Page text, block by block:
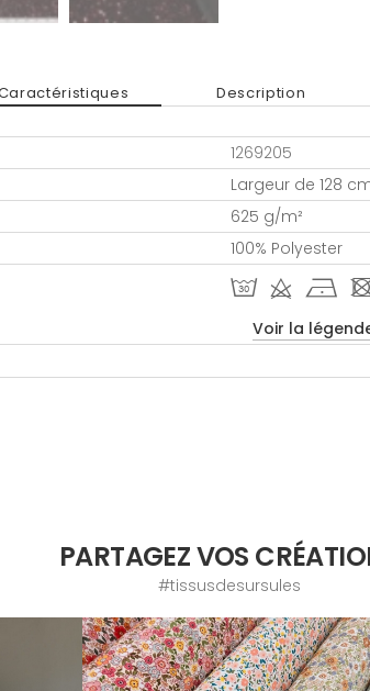
Description
1269205
Largeur de 128
625 g/m²
100% Polyester
T d h
Voir la
PARTAGEZ VOS
#tissusdesursules